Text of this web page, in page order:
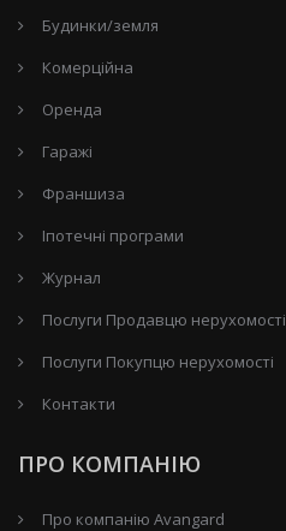
Будинки/земля
Комерційна
Оренда
Гаражі
Франшиза
Іпотечні програми
Журнал
Послуги Продавцю нерухомості
Послуги Покупцю нерухомості
Контакти
ПРО КОМПАНІЮ
Про компанію Avangard